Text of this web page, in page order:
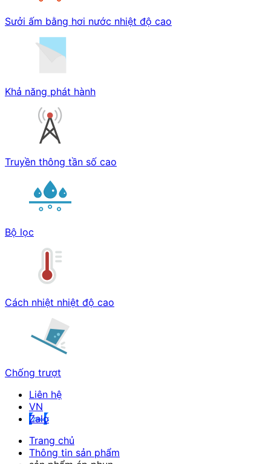
Sưởi ấm bằng hơi nước nhiệt độ cao
Khả năng phát hành
Truyền thông tần số cao
Bộ lọc
Cách nhiệt nhiệt độ cao
Chống trượt
Liên hệ
Zalo
Trang chủ
Thông tin sản phẩm